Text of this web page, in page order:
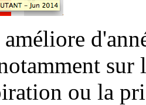
sur
ou la